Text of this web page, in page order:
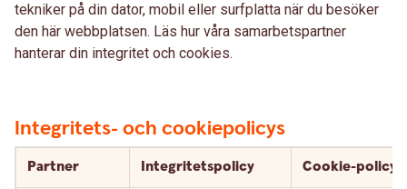
tekniker på din dator, mobil eller surfplatta när du besöker
den här webbplatsen. Läs hur våra samarbetspartner
hanterar din integritet och cookies.
Integritets- och cookiepolicys
Partner Integritetspolicy Cookie-policy